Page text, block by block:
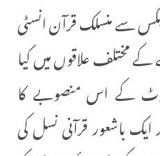
سے منسلک قرآن انسٹی
مختلف علاقوں میں کیا
کے اس منصوبے کا
باشعور قرآنی نسل کی